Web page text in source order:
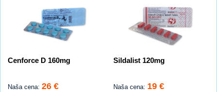
Cenforce D 160mg
Naša cena: 26 €
Sildalist 120mg
Naša cena: 19 €